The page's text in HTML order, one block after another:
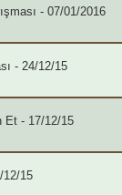
- 07/01/2016
- 24/12/15
Et - 17/12/15
12/15